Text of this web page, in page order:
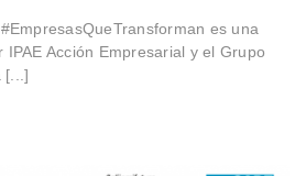
es una
Acción Empresarial y el Grupo
[...]